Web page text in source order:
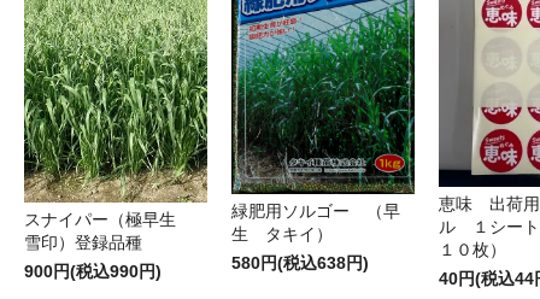
スナイパー（極早生
雪印）登録品種
900円(税込990円)
緑肥用ソルゴー （早
生 タキイ）
580円(税込638円)
恵味 出荷
ル １シート
１０枚）
40円(税込44